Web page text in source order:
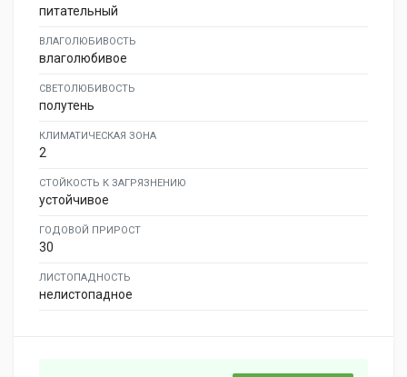
питательный
ВЛАГОЛЮБИВОСТЬ
влаголюбивое
СВЕТОЛЮБИВОСТЬ
полутень
КЛИМАТИЧЕСКАЯ ЗОНА
2
СТОЙКОСТЬ К ЗАГРЯЗНЕНИЮ
устойчивое
ГОДОВОЙ ПРИРОСТ
30
ЛИСТОПАДНОСТЬ
нелистопадное